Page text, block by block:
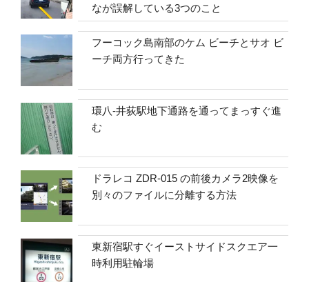
なが誤解している3つのこと
フーコック島南部のケム ビーチとサオ ビ
ーチ両方行ってきた
環八-井荻駅地下通路を通ってまっすぐ進
む
ドラレコ ZDR-015 の前後カメラ2映像を
別々のファイルに分離する方法
東新宿駅すぐイーストサイドスクエア一
時利用駐輪場